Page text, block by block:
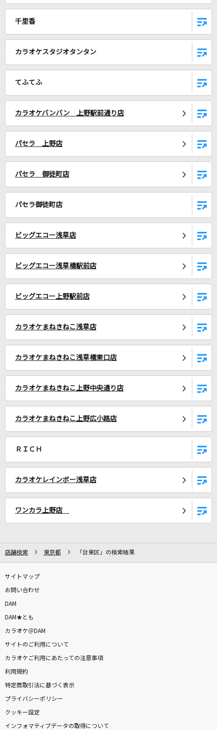
JANE DOE(ビデオクリップバージョン)
マーシャル・マキシマイザー feat.可不(KAFU)
サイクロンライフ！
iLiFE!
神野美伽
カラオケ最新情報をチェック！
DAMに会員登録・ログインして
カラオケをもっと楽しもう！
自宅でカラオケ歌い放題！
家族や友達と一緒に！練習にも！
千里香
カラオケスタジオタンタン
てふてふ
カラオケバンバン 上野駅前通り店
パセラ 上野店
パセラ 御徒町店
パセラ御徒町店
ビッグエコー浅草店
ビッグエコー浅草橋駅前店
ビッグエコー上野駅前店
カラオケまねきねこ浅草店
カラオケまねきねこ浅草橋東口店
カラオケまねきねこ上野中央通り店
カラオケまねきねこ上野広小路店
ＲＩＣＨ
カラオケレインボー浅草店
ワンカラ上野店
店舗検索 東京都 「台東区」の検索結果
サイトマップ
お問い合わせ
DAM
DAM★とも
カラオケ＠DAM
サイトのご利用について
カラオケご利用にあたっての注意事項
利用規約
特定商取引法に基づく表示
プライバシーポリシー
クッキー設定
インフォマティブデータの取得について